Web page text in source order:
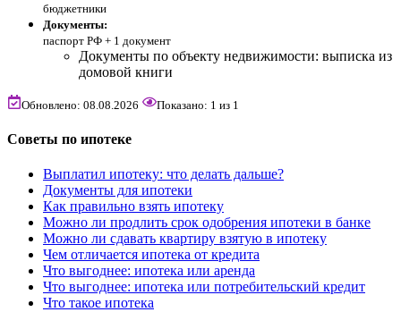
бюджетники
Документы:
паспорт РФ + 1 документ
Документы по объекту недвижимости: выписка из
домовой книги
Обновлено: 08.08.2026 Показано: 1 из 1
Советы по ипотеке
Выплатил ипотеку: что делать дальше?
Документы для ипотеки
Как правильно взять ипотеку
Можно ли продлить срок одобрения ипотеки в банке
Можно ли сдавать квартиру взятую в ипотеку
Чем отличается ипотека от кредита
Что выгоднее: ипотека или аренда
Что выгоднее: ипотека или потребительский кредит
Что такое ипотека